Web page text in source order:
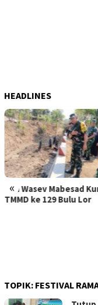
HEADLINES
«
Miris!
dan
TOPIK: FESTIVAL